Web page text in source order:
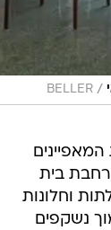
/
BELLER
בית
וחלונות
נשקפים